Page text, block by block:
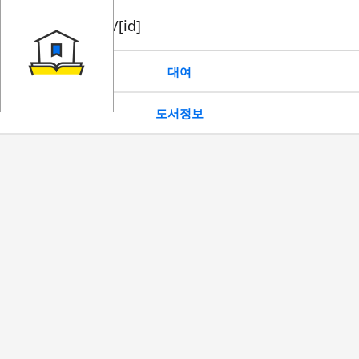
book/rent/[id]
대여
도서정보